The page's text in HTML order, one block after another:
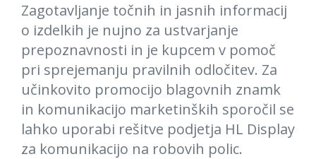
Zagotavljanje točnih in jasnih informacij
o izdelkih je nujno za ustvarjanje
prepoznavnosti in je kupcem v pomoč
pri sprejemanju pravilnih odločitev. Za
učinkovito promocijo blagovnih znamk
in komunikacijo marketinških sporočil se
lahko uporabi rešitve podjetja HL Display
za komunikacijo na robovih polic.